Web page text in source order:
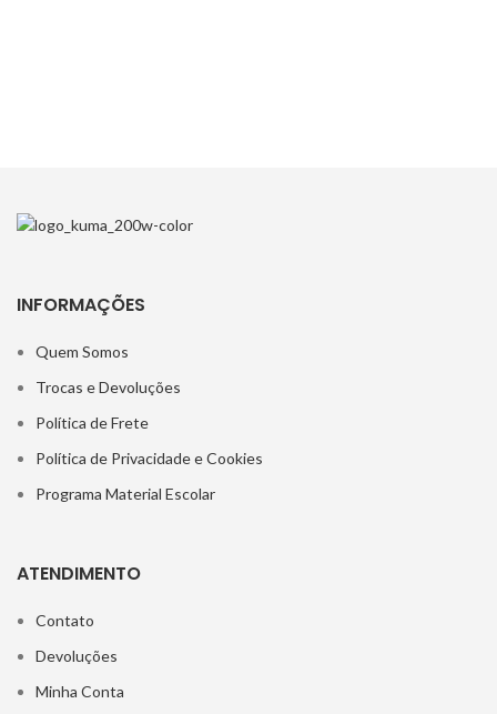
INFORMAÇÕES
Quem Somos
Trocas e Devoluções
Política de Frete
Política de Privacidade e Cookies
Programa Material Escolar
ATENDIMENTO
Contato
Devoluções
Minha Conta